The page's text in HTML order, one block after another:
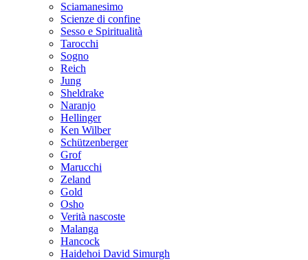
Sciamanesimo
Scienze di confine
Sesso e Spiritualità
Tarocchi
Sogno
Reich
Jung
Sheldrake
Naranjo
Hellinger
Ken Wilber
Schützenberger
Grof
Marucchi
Zeland
Gold
Osho
Verità nascoste
Malanga
Hancock
Haidehoi David Simurgh